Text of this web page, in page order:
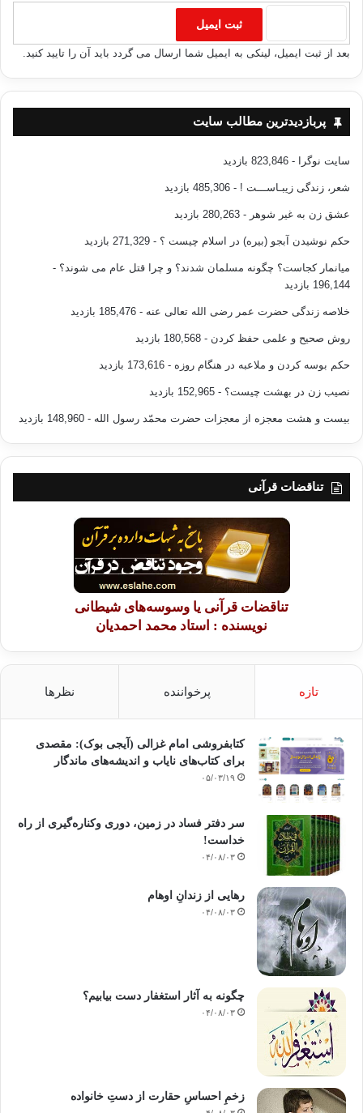
بعد از ثبت ایمیل، لینکی به ایمیل شما ارسال می گردد باید آن را تایید کنید.
پربازدیدترین مطالب سایت
سایت نوگرا - 823,846 بازدید
شعر، زندگی زیبـاســـت ! - 485,306 بازدید
عشق زن به غیر شوهر - 280,263 بازدید
حکم نوشیدن آبجو (بیره) در اسلام چیست ؟ - 271,329 بازدید
میانمار کجاست؟ چگونه مسلمان شدند؟ و چرا قتل عام می شوند؟ -
196,144 بازدید
خلاصه زندگی حضرت عمر رضی الله تعالی عنه - 185,476 بازدید
روش صحیح و علمی حفظ کردن - 180,568 بازدید
حکم بوسه کردن و ملاعبه در هنگام روزه - 173,616 بازدید
نصیب زن در بهشت چیست؟ - 152,965 بازدید
بیست و هشت معجزه از معجزات حضرت محمّد رسول الله - 148,960 بازدید
تناقضات قرآنی
تناقضات قرآنی یا وسوسه‌های شیطانی
نویسنده : استاد محمد احمدیان
تازه پرخواننده نظرها
کتابفروشی امام غزالی (آیجی بوک): مقصدی
برای کتاب‌های نایاب و اندیشه‌های ماندگار
۰۵/۰۳/۱۹
سر دفتر فساد در زمین‌، دوری وکناره‌گیری از راه
خداست‌!
۰۴/۰۸/۰۳
رهایی از زندانِ اوهام
۰۴/۰۸/۰۳
چگونه به آثار استغفار دست بیابیم؟
۰۴/۰۸/۰۳
زخمِ احساسِ حقارت از دستِ خانواده